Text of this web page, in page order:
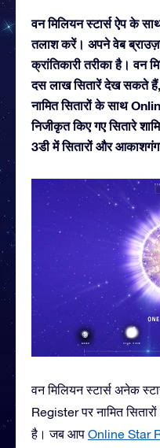
वन मिलियन स्टार्स ऐप के
तलाश करें। अपने वेब
क्रांतिकारी तरीका है। वन
दस लाख सितारें देख सकते हैं,
नामित सितारों के साथ
निजीकृत किए गए सितारे
3डी में सितारों और
वन मिलियन स्टार्स अनेक
Register पर नामित
है। जब आप Online Star